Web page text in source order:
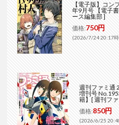
【電子版】コン
年9月号 【電子
ース編集部 ]
価格:750円
(2026/7/24 20:17時
週刊ファミ通
増刊号
籍】[ 週刊フ
価格:850円
(2026/6/25